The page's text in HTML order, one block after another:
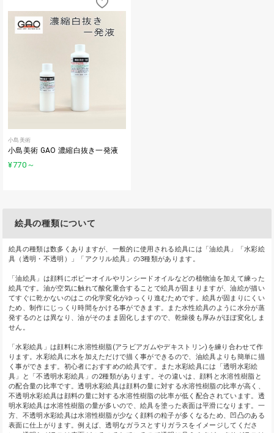
小島美術
小島美術 GAO 濃縮白抜き一発液
¥770 ～
絵具の種類について
絵具の種類は数多くありますが、一般的に使用される絵具には「油絵具」「水彩絵
具（透明・不透明）」「アクリル絵具」の3種類があります。
「油絵具」は顔料にポピーオイルやリンシードオイルなどの植物油を加えて練った
絵具です。油が空気に触れて酸化重合することで絵具が固まりますが、油絵が描い
てすぐに乾かないのはこの化学変化がゆっくり進むためです。絵具が固まりにくい
ため、制作にじっくり時間をかける事ができます。また水性絵具のように水分が蒸
発するのとは異なり、油がそのまま固化しますので、乾燥後も厚みがほぼ変化しま
せん。
「水彩絵具」は顔料に水溶性樹脂(アラビアガムやデキストリン)を練り合わせて作
ります。水彩絵具に水を加えただけで描く事ができるので、油絵具よりも簡単に描
く事ができます。初心者におすすめの絵具です。また水彩絵具には「透明水彩絵
具」と「不透明水彩絵具」の2種類があります。その違いは、顔料と水溶性樹脂と
の配合量の比率です。透明水彩絵具は顔料の量に対する水溶性樹脂の比率が高く、
不透明水彩絵具は顔料の量に対する水溶性樹脂の比率が低く配合されています。透
明水彩絵具は水溶性樹脂の量が多いので、絵具を塗った表面は平滑になります。一
方、不透明水彩絵具は水溶性樹脂が少なく顔料の粒子が多くなるため、凹凸のある
表面に仕上がります。例えば、透明なガラスとすりガラスをイメージしてくださ